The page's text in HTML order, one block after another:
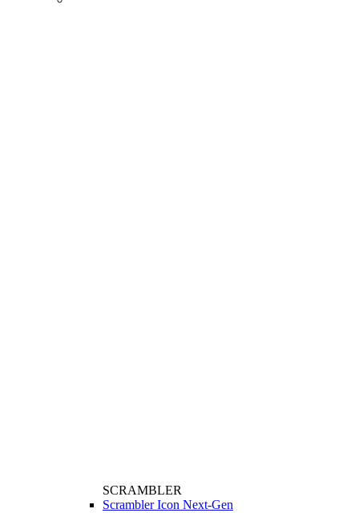
SCRAMBLER
Scrambler Icon Next-Gen